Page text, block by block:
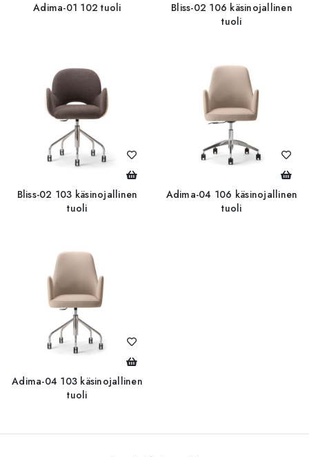
Adima-01 102 tuoli
Bliss-02 106 käsinojallinen
tuoli
Bliss-02 103 käsinojallinen
tuoli
Adima-04 106 käsinojallinen
tuoli
Adima-04 103 käsinojallinen
tuoli